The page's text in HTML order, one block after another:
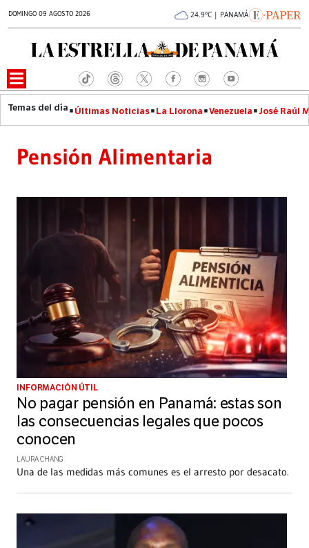
DOMINGO 09 AGOSTO 2026 24.9°C | PANAMÁ
Últimas Noticias La Llorona Venezuela José Raúl
Pensión Alimentaria
INFORMACIÓN ÚTIL
No pagar pensión en Panamá: estas son
las consecuencias legales que pocos
conocen
LAURA CHANG
Una de las medidas más comunes es el arresto por desacato.